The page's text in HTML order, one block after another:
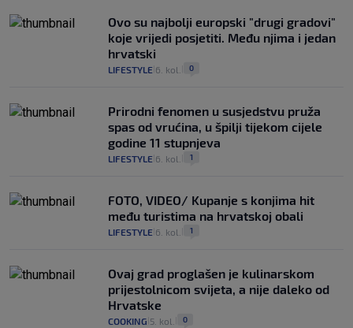
Ovo su najbolji europski "drugi gradovi"
koje vrijedi posjetiti. Među njima i jedan
hrvatski
LIFESTYLE 6. kol. 0
Prirodni fenomen u susjedstvu pruža
spas od vrućina, u špilji tijekom cijele
godine 11 stupnjeva
LIFESTYLE 6. kol. 1
FOTO, VIDEO/ Kupanje s konjima hit
među turistima na hrvatskoj obali
LIFESTYLE 6. kol. 1
Ovaj grad proglašen je kulinarskom
prijestolnicom svijeta, a nije daleko od
Hrvatske
COOKING 5. kol. 0